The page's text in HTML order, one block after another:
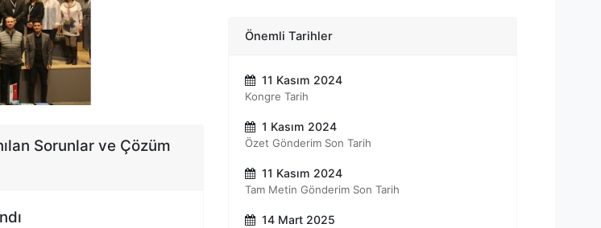
Sorunlar ve Çözüm
Önemli Tarihler
11 Kasım 2024
Kongre Tarih
1 Kasım 2024
Özet Gönderim Son Tarih
11 Kasım 2024
Tam Metin Gönderim Son Tarih
14 Mart 2025